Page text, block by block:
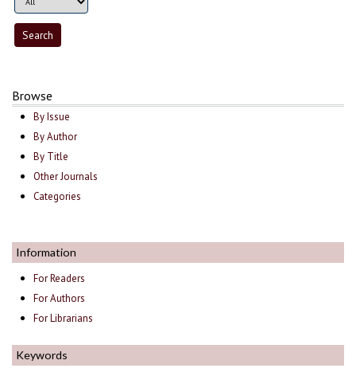
Browse
By Issue
By Author
By Title
Other Journals
Categories
Information
For Readers
For Authors
For Librarians
Keywords